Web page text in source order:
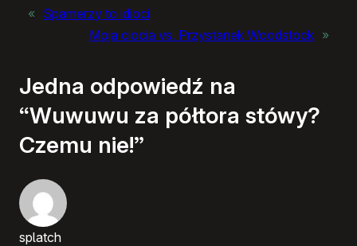
« Spamerzy to idioci
Moja ciocia vs. Przystanek Woodstock »
Jedna odpowiedź na
“Wuwuwu za półtora stówy?
Czemu nie!”
splatch